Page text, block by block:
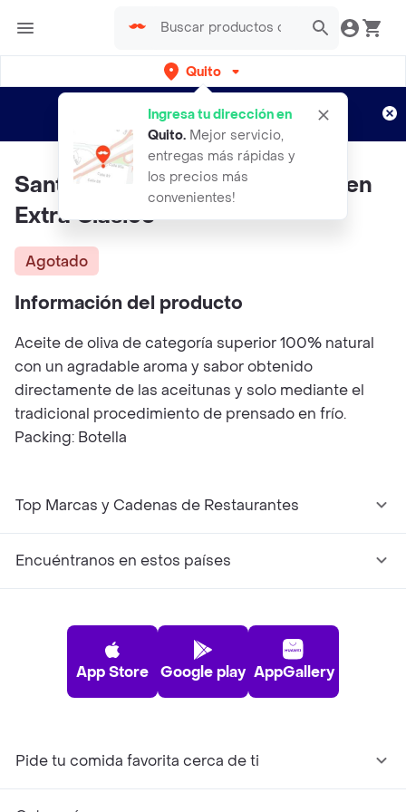
Quito
Ingresa tu dirección en
Quito. Mejor servicio,
entregas más rápidas y
los precios más
convenientes!
envíos gratis por semanas
Aplican TyC
Santagata Aceite de Oliva Virgen
Extra Clásico
Agotado
Información del producto
Aceite de oliva de categoría superior 100% natural
con un agradable aroma y sabor obtenido
directamente de las aceitunas y solo mediante el
tradicional procedimiento de prensado en frío.
Packing: Botella
Top Marcas y Cadenas de Restaurantes
Encuéntranos en estos países
App Store Google play AppGallery
Pide tu comida favorita cerca de ti